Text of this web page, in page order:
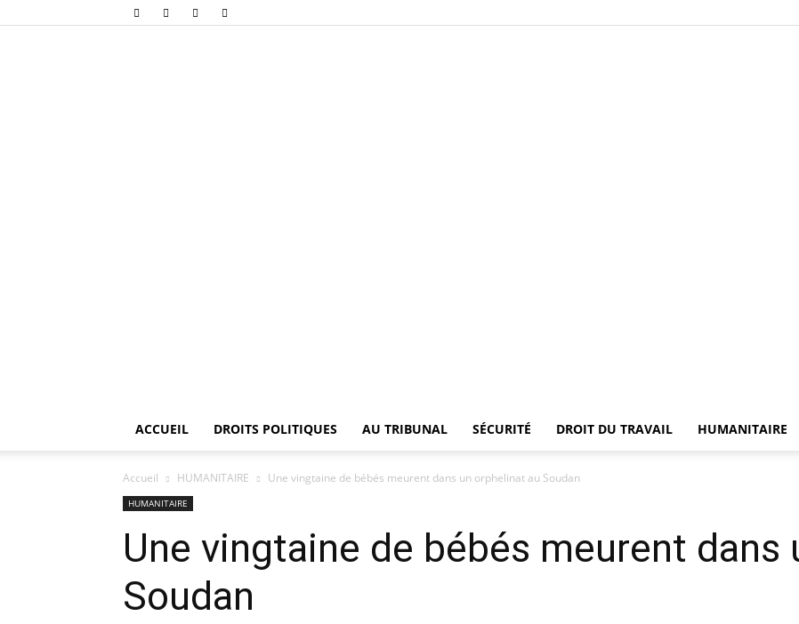
ACCUEIL DROITS POLITIQUES AU TRIBUNAL SÉCURITÉ DROIT DU TRAVAIL HUMANITAIRE
Accueil HUMANITAIRE Une vingtaine de bébés meurent dans un orphelinat au Soudan
HUMANITAIRE
Une vingtaine de bébés meurent dans
Soudan